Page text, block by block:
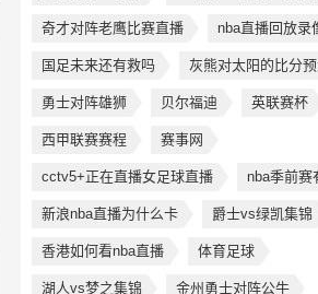
奇才对阵老鹰比赛直播 nba直播回放录
国足未来还有救吗 灰熊对太阳的比分预
勇士对阵雄狮 贝尔福迪 英联赛杯
西甲联赛赛程 赛事网
cctv5+正在直播女足球直播 nba季前赛
新浪nba直播为什么卡 爵士vs绿凯集锦
香港如何看nba直播 体育足球
湖人vs梦之集锦 金州勇士对阵公牛